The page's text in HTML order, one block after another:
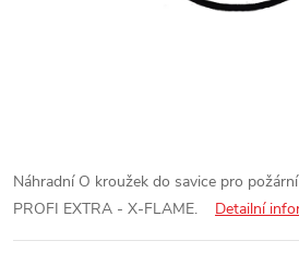
Náhradní O kroužek do savice pro
PROFI EXTRA - X-FLAME.
Detailní